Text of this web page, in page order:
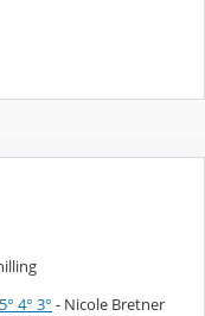
4° 3° - Nicole Bretner